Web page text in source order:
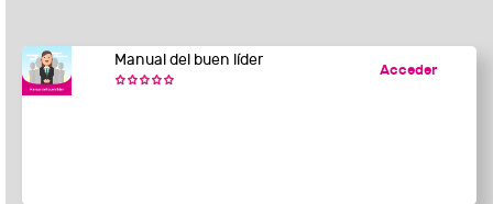
Manual del buen líder
Acceder